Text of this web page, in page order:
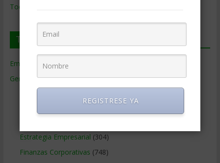
Todos los Temas
Temas de Gerencia
Empresas de Gerencia
Gerencia(9.477)
Ciencias Económicas(80)
Estrategia Empresarial (304)
Finanzas Corporativas (748)
REGISTRESE YA